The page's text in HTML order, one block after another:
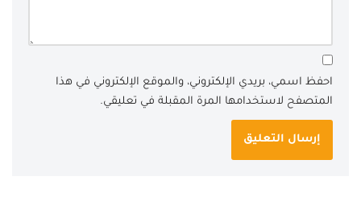
احفظ اسمي، بريدي الإلكتروني، والموقع الإلكتروني في هذا
المتصفح لاستخدامها المرة المقبلة في تعليقي.